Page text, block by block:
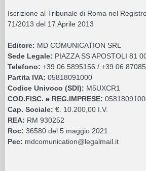
Iscrizione al Tribunale di Roma nel
71/2013 del 17 Aprile 2013
Editore: MD COMUNICATION SRL
Sede Legale: PIAZZA SS APOSTOLI 81
Telefono: +39 06 5895156 / +39 06
Partita IVA: 05818091000
Codice Univoco (SDI): M5UXCR1
COD.FISC. e REG.IMPRESE:
Cap. Sociale: €. 10.200,00 I.V.
REA: RM 930252
Roc: 36580 del 5 maggio 2021
Pec: mdcomunication@legalmail.it